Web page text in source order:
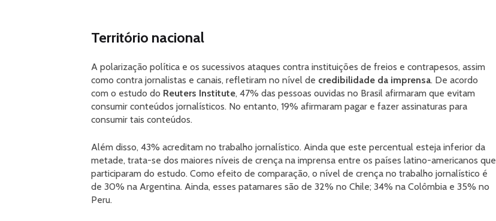
Território nacional
A polarização política e os sucessivos ataques contra instituições de freios e contrapesos, assim
como contra jornalistas e canais, refletiram no nível de credibilidade da imprensa. De acordo
com o estudo do Reuters Institute, 47% das pessoas ouvidas no Brasil afirmaram que evitam
consumir conteúdos jornalísticos. No entanto, 19% afirmaram pagar e fazer assinaturas para
consumir tais conteúdos.
Além disso, 43% acreditam no trabalho jornalístico. Ainda que este percentual esteja inferior da
metade, trata-se dos maiores níveis de crença na imprensa entre os países latino-americanos que
participaram do estudo. Como efeito de comparação, o nível de crença no trabalho jornalístico é
de 30% na Argentina. Ainda, esses patamares são de 32% no Chile; 34% na Colômbia e 35% no
Peru.